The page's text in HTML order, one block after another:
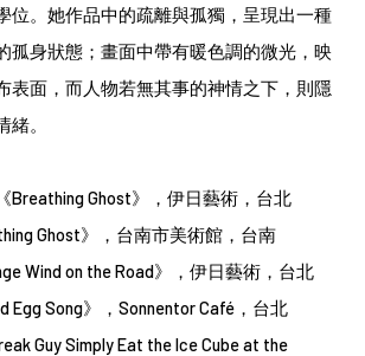
位。她作品中的疏離與孤獨，呈現出一種
孤身狀態；畫面中帶有暖色調的微光，映
表面，而人物若無其事的神情之下，則隱
。
Breathing Ghost》，伊日藝術，台北
Ghost》，台南市美術館，台南
Wind on the Road》，伊日藝術，台北
Egg Song》，Sonnentor Café，台北
Guy Simply Eat the Ice Cube at the